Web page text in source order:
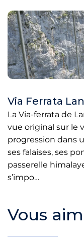
Via Ferrata
La Via-ferrata de
vue original sur le
progression dans
ses falaises, ses
passerelle
s’impo…
Vous